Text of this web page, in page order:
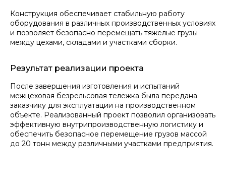
Конструкция обеспечивает стабильную работу
оборудования в различных производственных условиях
и позволяет безопасно перемещать тяжёлые грузы
между цехами, складами и участками сборки.
Результат реализации проекта
После завершения изготовления и испытаний
межцеховая безрельсовая тележка была передана
заказчику для эксплуатации на производственном
объекте. Реализованный проект позволил организовать
эффективную внутрипроизводственную логистику и
обеспечить безопасное перемещение грузов массой
до 20 тонн между различными участками предприятия.